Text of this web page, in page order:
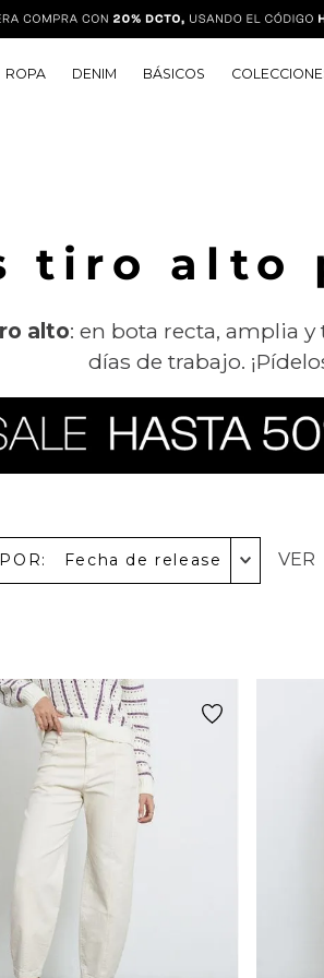
ROPA DENIM BÁSICOS
tiro alto
alto: en bota recta, amplia
días de trabajo.
Fecha de release VER